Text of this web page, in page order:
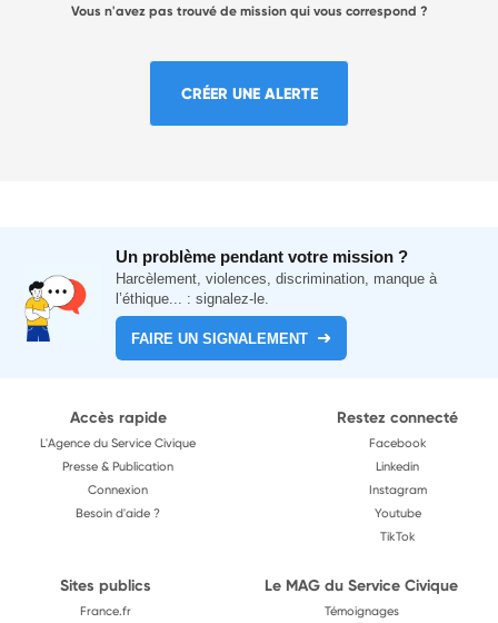
Vous n'avez pas trouvé de mission qui vous correspond ?
CRÉER UNE ALERTE
Un problème pendant votre mission ?
Harcèlement, violences, discrimination, manque à
l’éthique... : signalez-le.
FAIRE UN SIGNALEMENT
Accès rapide
L'Agence du Service Civique
Presse & Publication
Connexion
Besoin d'aide ?
Restez connecté
Facebook
Linkedin
Instagram
Youtube
TikTok
Sites publics
France.fr
Le MAG du Service Civique
Témoignages